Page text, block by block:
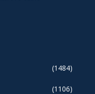
(1484)
(1106)